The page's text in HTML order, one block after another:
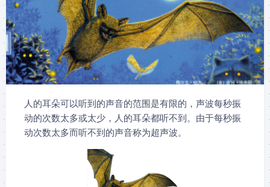
人的耳朵可以听到的声音的范围是有限的，声波每秒振
动的次数太多或太少，人的耳朵都听不到。由于每秒振
动次数太多而听不到的声音称为超声波。